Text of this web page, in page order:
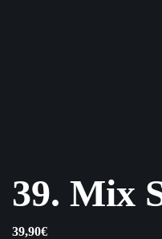
39. Mix
39,90€